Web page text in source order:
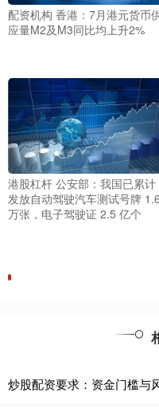
配资机构 香港：7月港元货币
应量M2及M3同比均上升2%
港股杠杆 公安部：我国已累计
发放自动驾驶汽车测试号牌 1.6
万张，电子驾驶证 2.5 亿个
炒股配资要求：资金门槛与